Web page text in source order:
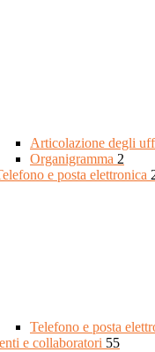
Articolazione degli
Organigramma 2
e posta elettronica
Telefono e posta
e collaboratori 55